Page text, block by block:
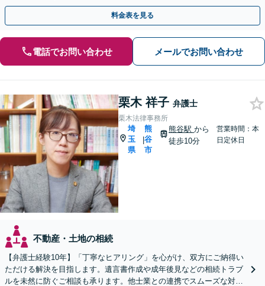
使い込み／成年後見／遺言書作成など」
料金表を見る
電話でお問い合わせ メールでお問い合わせ
栗木 祥子 弁護士
栗木法律事務所
埼
玉
県
|
熊
谷
市
熊谷駅 から
徒歩10分
営業時間：本
日定休日
不動産・土地の相続
【弁護士経験10年】「丁寧なヒアリング」を心がけ、双方にご納得い
ただける解決を目指します。遺言書作成や成年後見などの相続トラブ
ルを未然に防ぐご相談も承ります。他士業との連携でスムーズな対処